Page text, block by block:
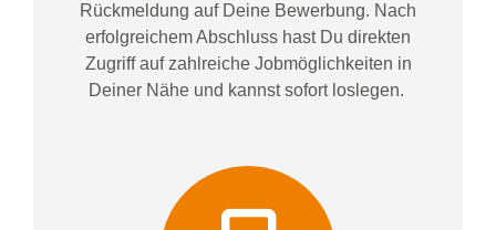
Rückmeldung auf Deine Bewerbung. Nach
erfolgreichem Abschluss hast Du direkten
Zugriff auf zahlreiche Jobmöglichkeiten in
Deiner Nähe und kannst sofort loslegen.